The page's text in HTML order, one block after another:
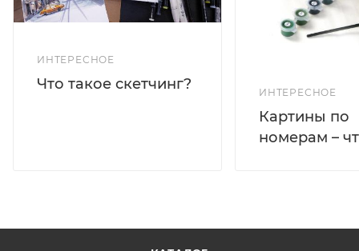
ИНТЕРЕСНОЕ
Что такое скетчинг?
ИНТЕРЕСНОЕ
Картины по
номерам –